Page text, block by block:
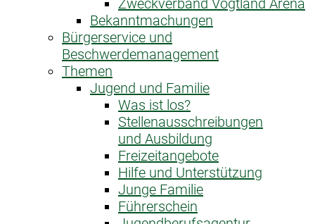
Zweckverband Vogtland Arena
Bekanntmachungen
Bürgerservice und
Beschwerdemanagement
Themen
Jugend und Familie
Was ist los?
Stellenausschreibungen
und Ausbildung
Freizeitangebote
Hilfe und Unterstützung
Junge Familie
Führerschein